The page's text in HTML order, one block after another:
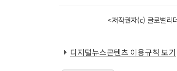
<저작권자(c) 글로벌리
디지털뉴스콘텐츠 이용규칙 보기